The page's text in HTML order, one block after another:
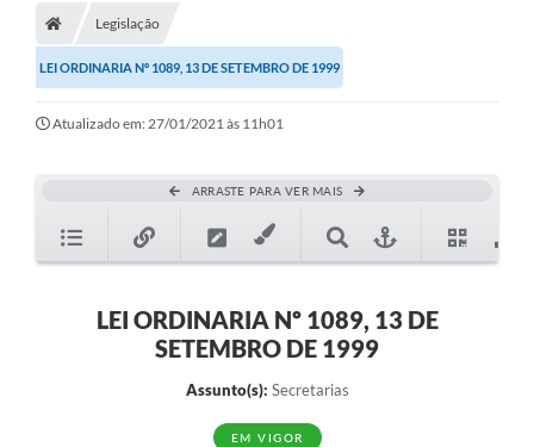
Diário Oficial
TRANSPARÊNCIA
Contato
Iluminação Pública
Conselhos Municipais
Legislação
LEI ORDINARIA Nº 1089, 13 DE SETEMBRO DE 1999
Atualizado em: 27/01/2021 às 11h01
ARRASTE PARA VER MAIS
LEI ORDINARIA Nº 1089, 13 DE
SETEMBRO DE 1999
Assunto(s): Secretarias
EM VIGOR